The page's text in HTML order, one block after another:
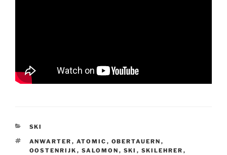
CATEGORIES
SKI
TAGS
ANWARTER , ATOMIC , OBERTAUERN ,
OOSTENRIJK , SALOMON , SKI , SKILEHRER ,